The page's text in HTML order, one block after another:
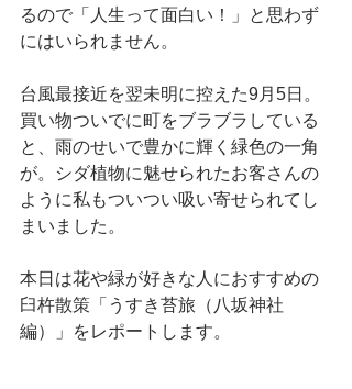
るので「人生って面白い！」と思わず
にはいられません。
台風最接近を翌未明に控えた9月5日。
買い物ついでに町をブラブラしている
と、雨のせいで豊かに輝く緑色の一角
が。シダ植物に魅せられたお客さんの
ように私もついつい吸い寄せられてし
まいました。
本日は花や緑が好きな人におすすめの
臼杵散策「うすき苔旅（八坂神社
編）」をレポートします。